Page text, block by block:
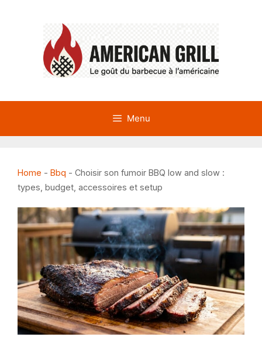
Menu
Home - Bbq - Choisir son fumoir BBQ low and slow :
types, budget, accessoires et setup